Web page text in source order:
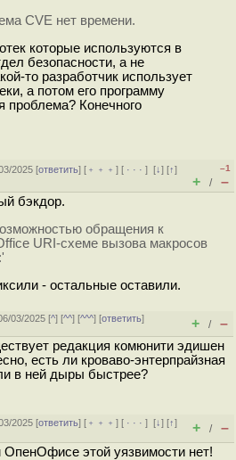
CVE нет времени.
которые используются в
безопасности, а не
то разработчик использует
а потом его программу
проблема? Конечного
2025 [ответить] [ ﹢﹢﹢] [ · · ·][↓] [↑]
–1
+ / –
бэкдор.
обращения к
URI-схеме вызова макросов
- остальные оставили.
03/2025 [^] [^^] [^^^] [ответить]
+ / –
редакция комюнити эдишен
есть ли кроваво-энтерпрайзная
в ней дыры быстрее?
2025 [ответить] [ ﹢﹢﹢] [ · · ·][↓] [↑]
+ / –
этой уязвимости нет!